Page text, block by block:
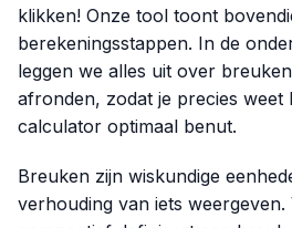
klikken! Onze tool toont
berekeningsstappen. In de
leggen we alles uit over
afronden, zodat je precies weet
calculator optimaal benut.
Breuken zijn wiskundige
verhouding van iets weergeven.